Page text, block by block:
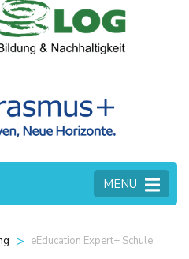
MENU
> eEducation Expert+ Schule